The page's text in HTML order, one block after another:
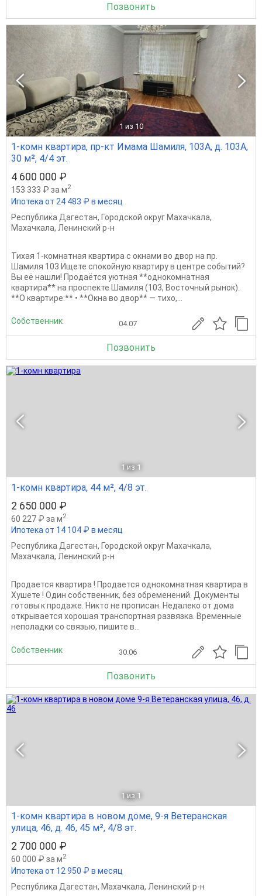
Позвонить
1 из 10
1-комн квартира, пр-кт Имама Шамиля, 103А, д. 103А,
30 м², 4/4 эт.
4 600 000 ₽
153 333 ₽ за м2
Ипотека от 24 483 ₽ в месяц
Республика Дагестан, Городской округ Махачкала,
Махачкала, Ленинский р-н
Тихая 1-комнатная квартира с окнами во двор на пр.
Шамиля 103 Ищете спокойную квартиру в центре событий?
Вы её нашли! Продаётся уютная **однокомнатная
квартира** на проспекте Шамиля (103, Восточный рынок).
**О квартире:** • **Окна во двор** — тихо,...
Собственник 04.07
Позвонить
1 из 1
1-комн квартира, 44 м², 4/8 эт.
2 650 000 ₽
60 227 ₽ за м2
Ипотека от 14 104 ₽ в месяц
Республика Дагестан, Городской округ Махачкала,
Махачкала, Ленинский р-н
Продается квартира ! Продается однокомнатная квартира в
Хушете ! Один собственник, без обременений. Документы
готовы к продаже. Никто не прописан. Недалеко от дома
открывается хорошая транспортная развязка. Временные
неполадки со связью, пишите в...
Собственник 30.06
Позвонить
1 из 1
1-комн квартира в новом доме, 9-я Ветеранская
улица, 46, д. 46, 45 м², 4/8 эт.
2 700 000 ₽
60 000 ₽ за м2
Ипотека от 12 950 ₽ в месяц
Республика Дагестан, Махачкала, Ленинский р-н